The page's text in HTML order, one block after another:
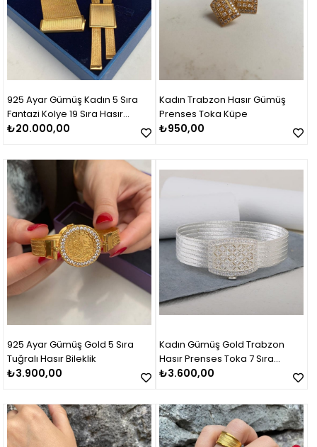
925 Ayar Gümüş Kadın 5 Sıra
Fantazi Kolye 19 Sıra Hasır
Bileklik Set Takım
₺20.000,00
Kadın Trabzon Hasır Gümüş
Prenses Toka Küpe
₺950,00
925 Ayar Gümüş Gold 5 Sıra
Tuğralı Hasır Bileklik
₺3.900,00
Kadın Gümüş Gold Trabzon
Hasır Prenses Toka 7 Sıra
Bileklik
₺3.600,00